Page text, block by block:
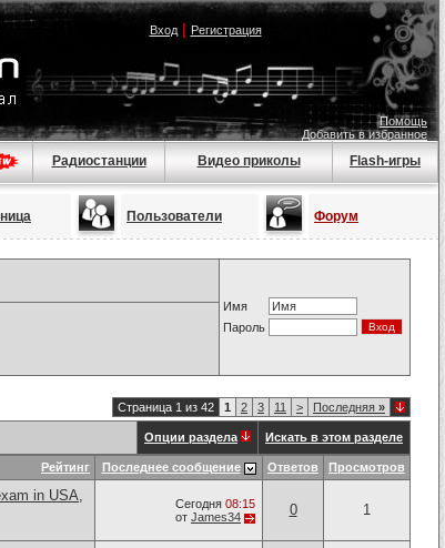
Вход| Регистрация
Помощь
Добавить в избранное
Радиостанции Видео приколы Flash-игры
Пользователи Форум
Имя
Пароль
Страница 1 из 42 1 2 3 11 > Последняя »
Опции раздела Искать в этом разделе
Рейтинг Последнее сообщение Ответов Просмотров
in USA,
Сегодня 08:15
от James34 0 1